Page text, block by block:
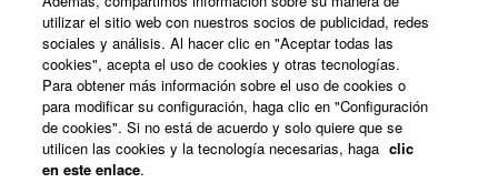
España - Spanish
Empresa
utilizar el sitio web con nuestros socios de publicidad, redes
sociales y análisis. Al hacer clic en "Aceptar todas las
cookies", acepta el uso de cookies y otras tecnologías.
Para obtener más información sobre el uso de cookies o
para modificar su configuración, haga clic en "Configuración
de cookies". Si no está de acuerdo y solo quiere que se
utilicen las cookies y la tecnología necesarias, haga clic
en este enlace.